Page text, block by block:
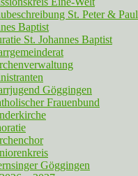
St. Peter & Paul
Baptist
St. Johannes Baptist
Göggingen
Frauenbund
Göggingen